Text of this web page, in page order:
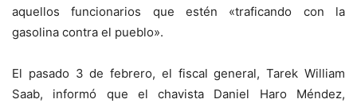
aquellos funcionarios que estén «traficando con la
gasolina contra el pueblo».
El pasado 3 de febrero, el fiscal general, Tarek William
Saab, informó que el chavista Daniel Haro Méndez,